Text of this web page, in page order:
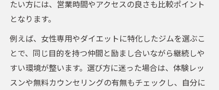
理由
五反田駅近くのジムアクセス比較表
女性トレーナーによる安心サポートの魅力
楽に通えるジム選びのポイントまとめ
たい方には、営業時間やアクセスの良さも比較ポイント
となります。
例えば、女性専用やダイエットに特化したジムを選ぶこ
とで、同じ目的を持つ仲間と励まし合いながら継続しや
すい環境が整います。選び方に迷った場合は、体験レッ
スンや無料カウンセリングの有無もチェックし、自分に